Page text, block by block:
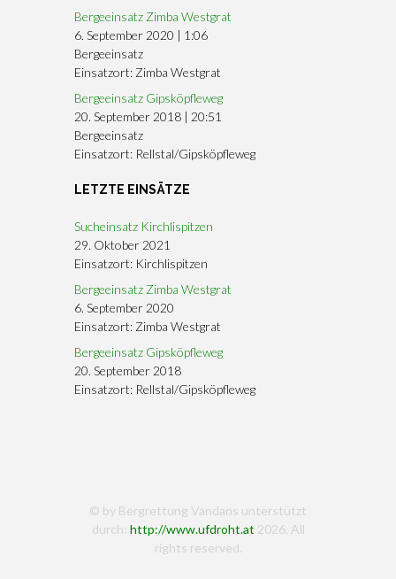
Bergeeinsatz Zimba Westgrat
6. September 2020 | 1:06
Bergeeinsatz
Einsatzort: Zimba Westgrat
Bergeeinsatz Gipsköpfleweg
20. September 2018 | 20:51
Bergeeinsatz
Einsatzort: Rellstal/Gipsköpfleweg
LETZTE EINSÄTZE
Sucheinsatz Kirchlispitzen
29. Oktober 2021
Einsatzort: Kirchlispitzen
Bergeeinsatz Zimba Westgrat
6. September 2020
Einsatzort: Zimba Westgrat
Bergeeinsatz Gipsköpfleweg
20. September 2018
Einsatzort: Rellstal/Gipsköpfleweg
© by Bergrettung Vandans unterstützt
durch: http://www.ufdroht.at 2026. All
rights reserved.